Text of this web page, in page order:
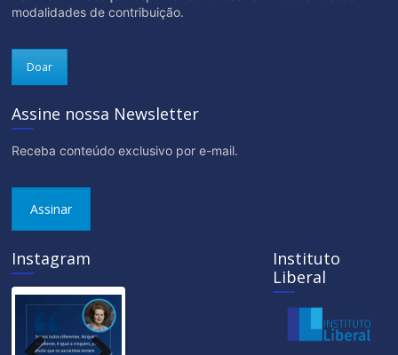
modalidades de contribuição.
Doar
Assine nossa Newsletter
Receba conteúdo exclusivo por e-mail.
Assinar
Instagram
Instituto
Liberal